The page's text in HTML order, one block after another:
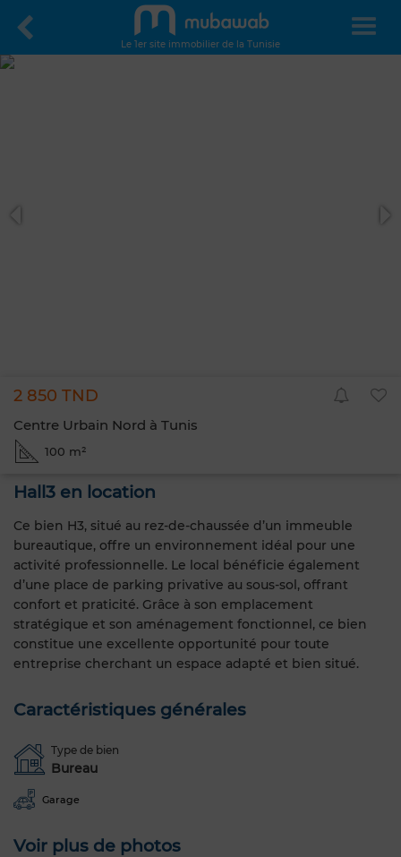
Le 1er site immobilier de la Tunisie
2 850 TND
Centre Urbain Nord à Tunis
100 m²
Hall3 en location
Ce bien H3, situé au rez-de-chaussée d’un immeuble
bureautique, offre un environnement idéal pour une
activité professionnelle. Le local bénéficie également
d’une place de parking privative au sous-sol, offrant
confort et praticité. Grâce à son emplacement
stratégique et son aménagement fonctionnel, ce bien
constitue une excellente opportunité pour toute
entreprise cherchant un espace adapté et bien situé.
Caractéristiques générales
Type de bien
Bureau
Garage
Voir plus de photos